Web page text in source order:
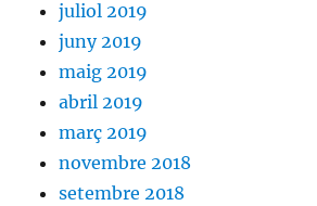
juliol 2019
juny 2019
maig 2019
abril 2019
març 2019
novembre 2018
setembre 2018